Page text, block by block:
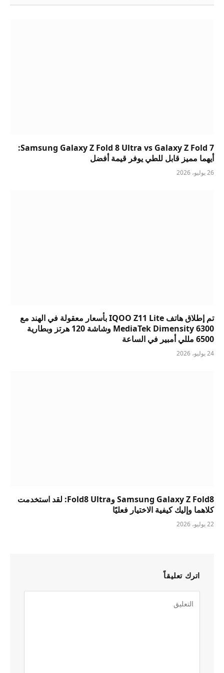
Samsung Galaxy Z Fold 8 Ultra vs Galaxy Z Fold 7:
أيهما مميز قابل للطي يوفر قيمة أفضل
26 يوليو، 2026
تم إطلاق هاتف IQOO Z11 Lite بأسعار معقولة في الهند مع
MediaTek Dimensity 6300 وشاشة 120 هرتز وبطارية
6500 مللي أمبير في الساعة
24 يوليو، 2026
Samsung Galaxy Z Fold8 وFold8 Ultra: لقد استخدمت
كلاهما وإليك كيفية الاختيار فعليًا
22 يوليو، 2026
اترك تعليقاً